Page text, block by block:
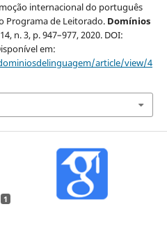
internacional do português
Programa de Leitorado. Domínios
n. 3, p. 947–977, 2020. DOI:
em:
article/view/4
1